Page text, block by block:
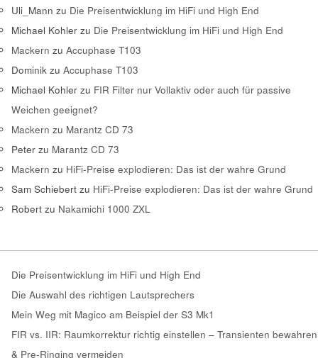
Uli_Mann zu Die Preisentwicklung im HiFi und High End
Michael Kohler zu Die Preisentwicklung im HiFi und High End
Mackern zu Accuphase T103
Dominik zu Accuphase T103
Michael Kohler zu FIR Filter nur Vollaktiv oder auch für passive
Weichen geeignet?
Mackern zu Marantz CD 73
Peter zu Marantz CD 73
Mackern zu HiFi-Preise explodieren: Das ist der wahre Grund
Sam Schiebert zu HiFi-Preise explodieren: Das ist der wahre Grund
Robert zu Nakamichi 1000 ZXL
Die Preisentwicklung im HiFi und High End
Die Auswahl des richtigen Lautsprechers
Mein Weg mit Magico am Beispiel der S3 Mk1
FIR vs. IIR: Raumkorrektur richtig einstellen – Transienten bewahren
& Pre-Ringing vermeiden